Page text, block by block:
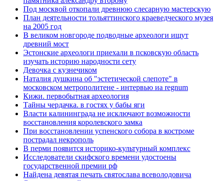
Под москвой откопали древнюю слесарную мастерскую
План деятельности тольяттинского краеведческого музея
на 2005 год
В великом новгороде подводные археологи ищут
древний мост
Эстонские археологи приехали в псковскую область
изучать историю народности сету
Девочка с кузнечиком
Наталия душкина об "эстетической слепоте" в
московском метрополитене - интервью иа regnum
Кижи. первобытная археология
Тайны чердачка. в гостях у бабы яги
Власти калининграда не исключают возможности
восстановления королевского замка
При восстановлении успенского собора в костроме
пострадал некрополь
В перми появится историко-культурный комплекс
Исследователи скифского времени удостоены
государственной премии рф
Найдена девятая печать святослава всеволодовича